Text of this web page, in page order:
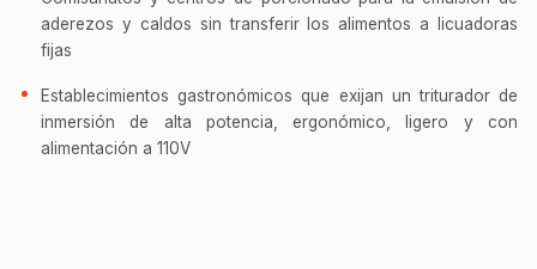
aderezos y caldos sin transferir los alimentos a licuadoras
fijas
Establecimientos gastronómicos que exijan un triturador de
inmersión de alta potencia, ergonómico, ligero y con
alimentación a 110V